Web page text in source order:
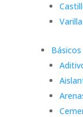
Varilla